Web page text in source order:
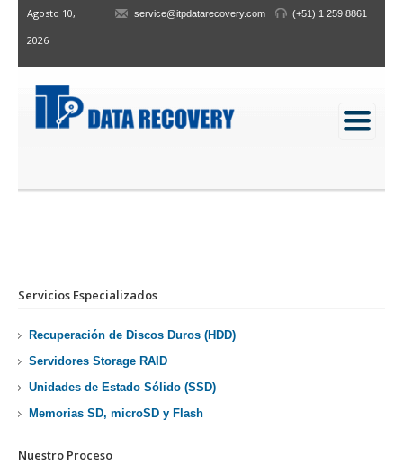
Agosto 10,
2026
service@itpdatarecovery.com (+51) 1 259 8861
Servicios Especializados
Recuperación de Discos Duros (HDD)
Servidores Storage RAID
Unidades de Estado Sólido (SSD)
Memorias SD, microSD y Flash
Nuestro Proceso